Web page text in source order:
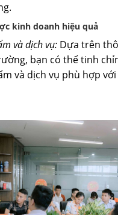
kinh doanh hiệu quả
và dịch vụ: Dựa trên
bạn có thể tinh
và dịch vụ phù hợp